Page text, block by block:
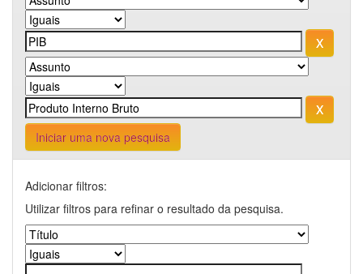
Iniciar uma nova pesquisa
Adicionar filtros:
Utilizar filtros para refinar o resultado da pesquisa.